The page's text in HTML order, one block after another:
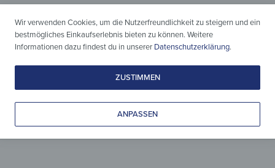
Dein Spiegel,
dein Design
Wir verwenden Cookies, um die Nutzerfreundlichkeit zu steigern und ein
bestmögliches Einkaufserlebnis bieten zu können. Weitere
Informationen dazu findest du in unserer Datenschutzerklärung.
ZUSTIMMEN
ANPASSEN